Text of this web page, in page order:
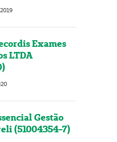
Exames
LTDA
Gestão
(51004354-7)